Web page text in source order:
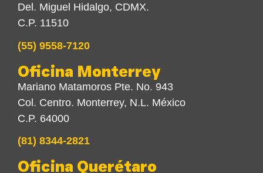
Del. Miguel Hidalgo, CDMX.
C.P. 11510
(55) 9558-7120
Oficina Monterrey
Mariano Matamoros Pte. No. 943
Col. Centro. Monterrey, N.L. México
C.P. 64000
(81) 8344-2821
Oficina Querétaro